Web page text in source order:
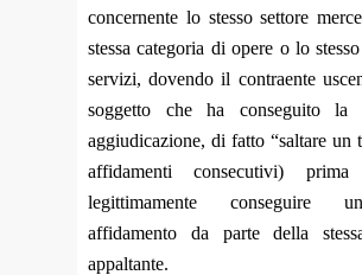
concernente lo stesso settore
stessa categoria di opere o lo
servizi, dovendo il contraente
soggetto che ha conseguito la
aggiudicazione, di fatto “saltare un
affidamenti consecutivi)
legittimamente conseguire
affidamento da parte della
appaltante.